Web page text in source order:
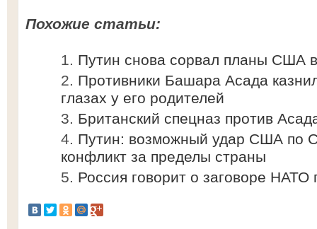
Похожие статьи:
Путин снова сорвал планы США
Противники Башара Асада
глазах у его родителей
Британский спецназ против
Путин: возможный удар США по
конфликт за пределы страны
Россия говорит о заговоре НАТО